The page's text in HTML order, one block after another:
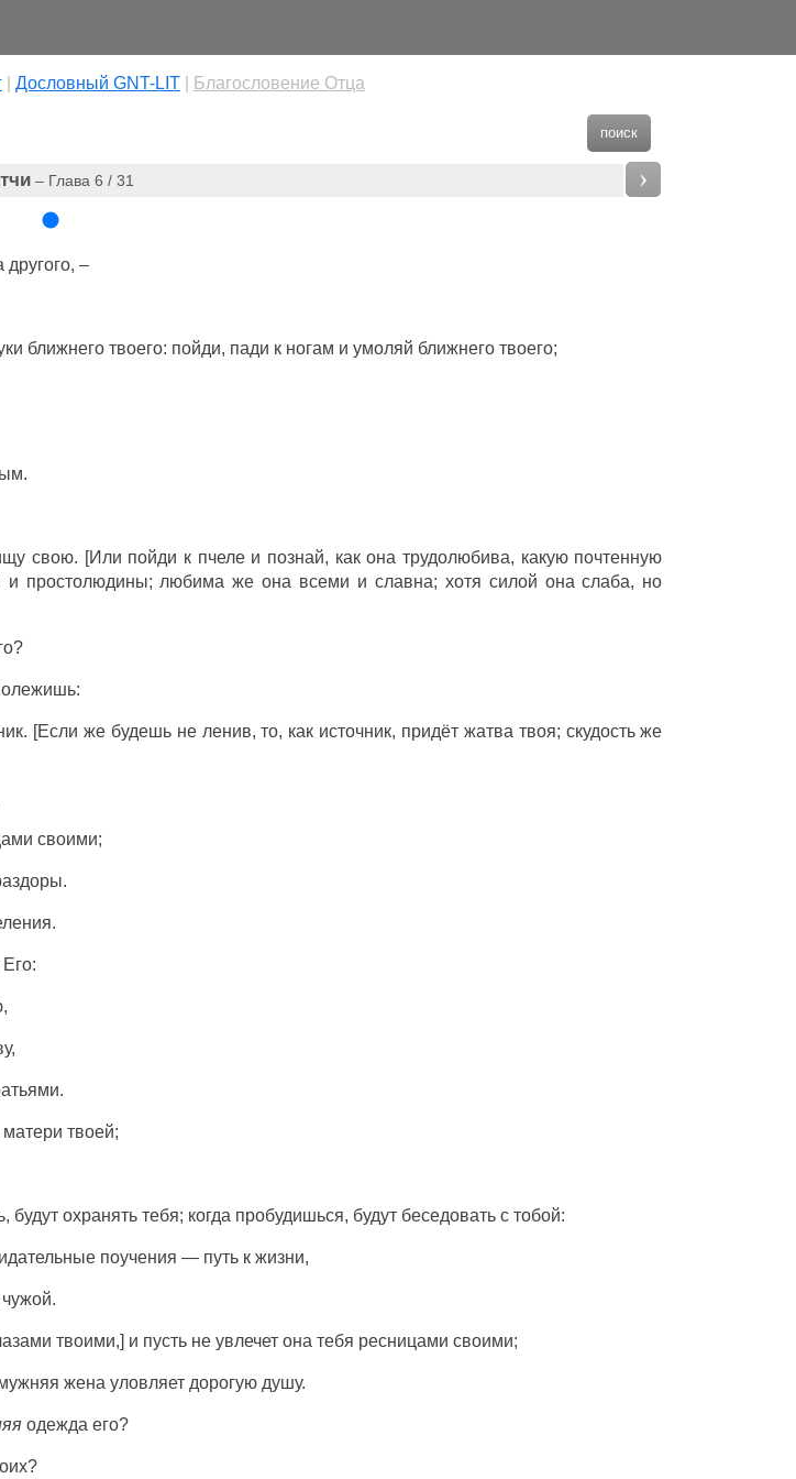
| Дословный GNT-LIT| Благословение Отца
поиск
– Глава 6 / 31 ›
–
ближнего твоего: пойди, пади к ногам и умоляй ближнего твоего;
свою. [Или пойди к пчеле и познай, как она трудолюбива, какую почтенную
и простолюдины; любима же она всеми и славна; хотя силой она слаба, но
[Если же будешь не ленив, то, как источник, придёт жатва твоя; скудость же
своими;
твоей;
охранять тебя; когда пробудишься, будут беседовать с тобой:
поучения — путь к жизни,
твоими,] и пусть не увлечет она тебя ресницами своими;
жена уловляет дорогую душу.
одежда его?